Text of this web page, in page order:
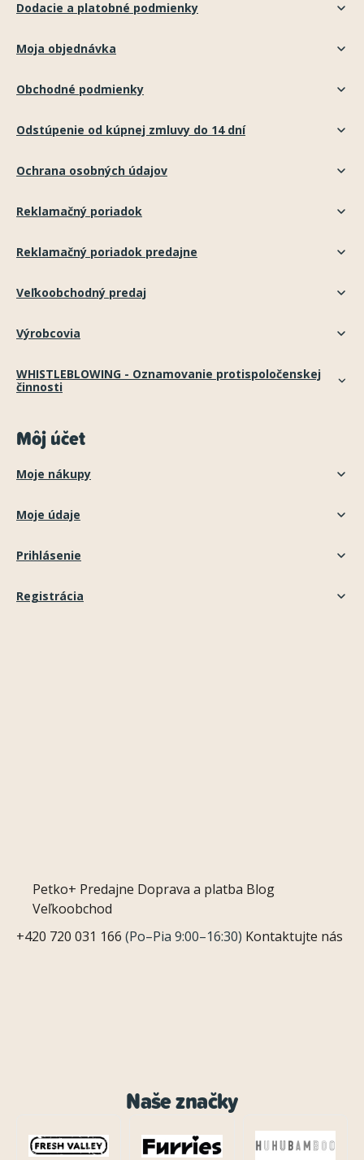
Dodacie a platobné podmienky
Moja objednávka
Obchodné podmienky
Odstúpenie od kúpnej zmluvy do 14 dní
Ochrana osobných údajov
Reklamačný poriadok
Reklamačný poriadok predajne
Veľkoobchodný predaj
Výrobcovia
WHISTLEBLOWING - Oznamovanie protispoločenskej
činnosti
Môj účet
Moje nákupy
Moje údaje
Prihlásenie
Registrácia
Petko+ Predajne Doprava a platba Blog
Veľkoobchod
+420 720 031 166 (Po–Pia 9:00–16:30) Kontaktujte nás
Naše značky